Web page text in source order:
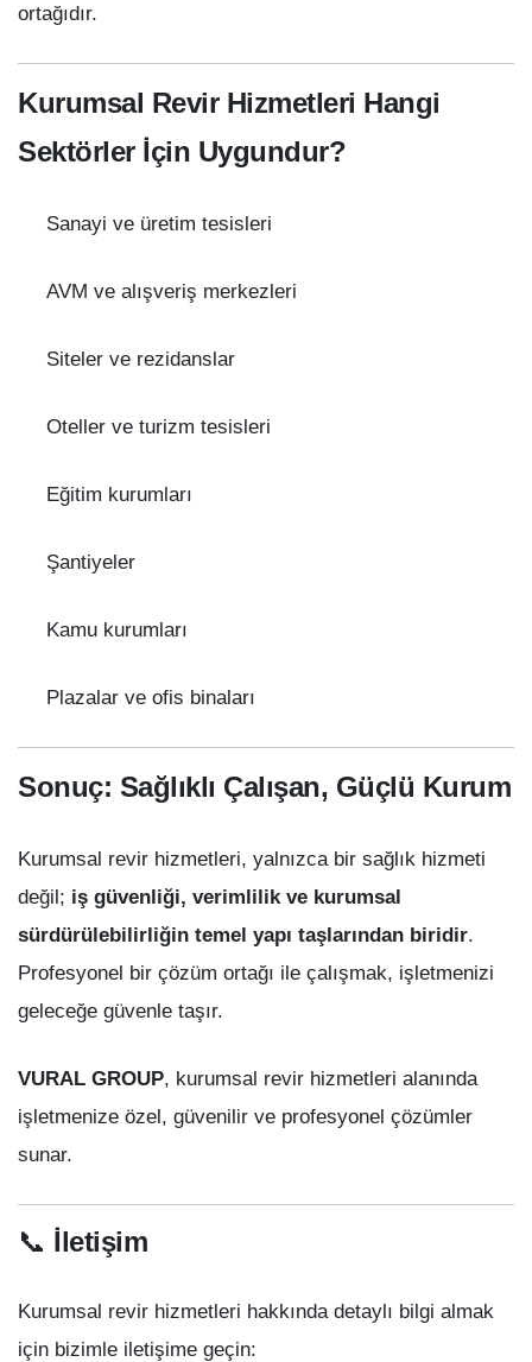
ortağıdır.
Kurumsal Revir Hizmetleri Hangi
Sektörler İçin Uygundur?
Sanayi ve üretim tesisleri
AVM ve alışveriş merkezleri
Siteler ve rezidanslar
Oteller ve turizm tesisleri
Eğitim kurumları
Şantiyeler
Kamu kurumları
Plazalar ve ofis binaları
Sonuç: Sağlıklı Çalışan, Güçlü Kurum
Kurumsal revir hizmetleri, yalnızca bir sağlık hizmeti
değil; iş güvenliği, verimlilik ve kurumsal
sürdürülebilirliğin temel yapı taşlarından biridir.
Profesyonel bir çözüm ortağı ile çalışmak, işletmenizi
geleceğe güvenle taşır.
VURAL GROUP, kurumsal revir hizmetleri alanında
işletmenize özel, güvenilir ve profesyonel çözümler
sunar.
📞 İletişim
Kurumsal revir hizmetleri hakkında detaylı bilgi almak
için bizimle iletişime geçin: